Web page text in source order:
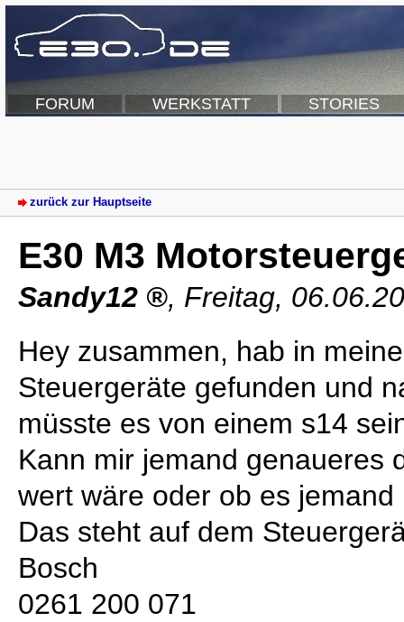
FORUM WERKSTATT STORIES
zurück zur Hauptseite
E30 M3
Sandy12 , Freitag,
Hey zusammen, hab in
Steuergeräte gefunden und
müsste es von einem s14
Kann mir jemand genaueres
wert wäre oder ob es jemand
Das steht auf dem
Bosch
0261 200 071